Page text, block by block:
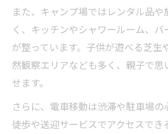
理由
初めてでも簡単に楽しめ
の特徴
子供連れでも安心な手ぶ
まるっと手ぶらキャンプ
ル解説
また、キャンプ場ではレンタル品
く、キッチンやシャワールーム、
が整っています。子供が遊べる芝生
然観察エリアなども多く、親子で
せます。
さらに、電車移動は渋滞や駐車場の
徒歩や送迎サービスでアクセスでき